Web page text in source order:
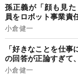
孫正義が「顔も見
員をロボット事業責
小倉健一
「好きなことを仕
の回答が正論すぎて
小倉健一